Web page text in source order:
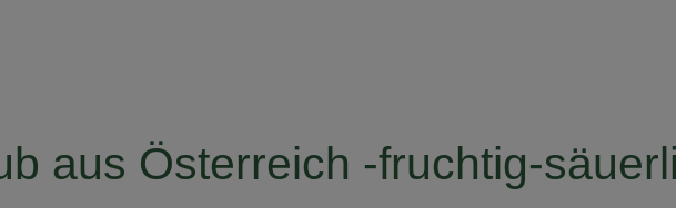
aus Österreich -fruchtig-